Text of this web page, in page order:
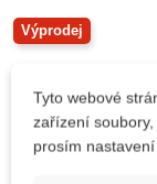
Výprodej
Tyto webové
zařízení
prosím